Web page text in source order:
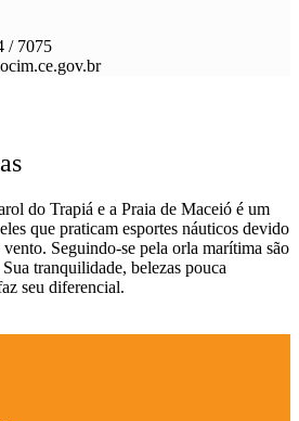
/ 7075
do Trapiá e a Praia de Maceió é um
que praticam esportes náuticos devido
Seguindo-se pela orla marítima são
tranquilidade, belezas pouca
seu diferencial.